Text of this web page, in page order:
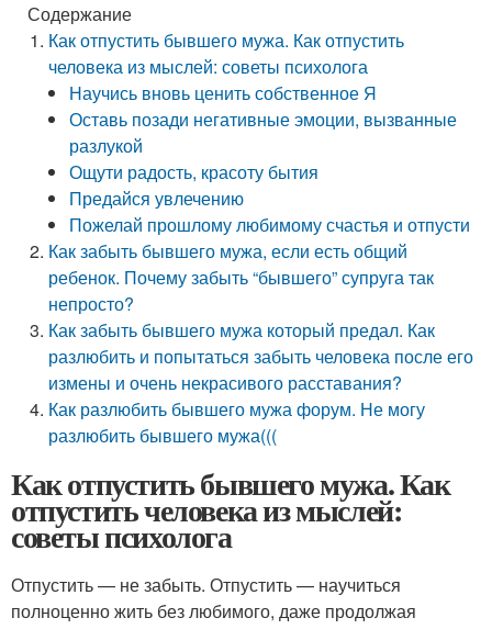
Содержание
Как отпустить бывшего мужа. Как отпустить
человека из мыслей: советы психолога
Научись вновь ценить собственное Я
Оставь позади негативные эмоции, вызванные
разлукой
Ощути радость, красоту бытия
Предайся увлечению
Пожелай прошлому любимому счастья и отпусти
Как забыть бывшего мужа, если есть общий
ребенок. Почему забыть “бывшего” супруга так
непросто?
Как забыть бывшего мужа который предал. Как
разлюбить и попытаться забыть человека после его
измены и очень некрасивого расставания?
Как разлюбить бывшего мужа форум. Не могу
разлюбить бывшего мужа(((
Как отпустить бывшего мужа. Как
отпустить человека из мыслей:
советы психолога
Отпустить — не забыть. Отпустить — научиться
полноценно жить без любимого, даже продолжая